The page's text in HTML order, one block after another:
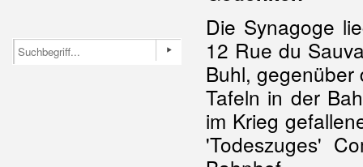
Die Synagoge
12 Rue du
Buhl,
Tafeln in der
im Krieg
'Todeszuges'